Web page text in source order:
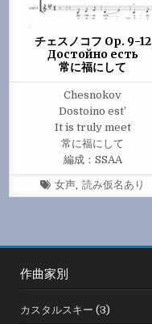
チェスノコフ Op. 9-12
Достойно есть
常に福にして
Chesnokov
Dostoino est’
It is truly meet
常に福にして
編成：SSAA
Tagged
女声,読み仮名あり
作曲家別
カスタルスキー (3)